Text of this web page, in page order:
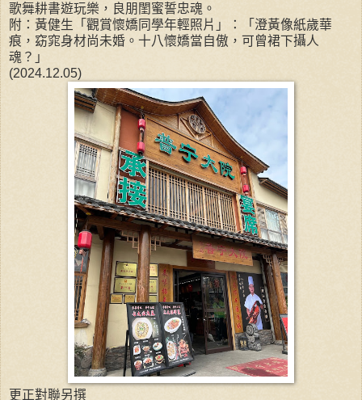
歌舞耕書遊玩樂，良朋閨蜜誓忠魂。
附：黃健生「觀賞懷嬌同學年輕照片」：「澄黃像紙歲華
痕，窈窕身材尚未婚。十八懷嬌當自傲，可曾裙下攝人
魂？」
(2024.12.05)
更正對聯另撰